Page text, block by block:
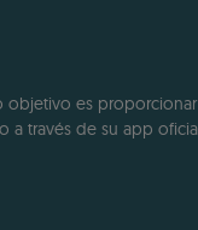
es
a través de su app